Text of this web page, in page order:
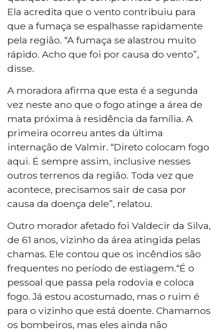
Ela acredita que o vento contribuiu para
que a fumaça se espalhasse rapidamente
pela região. “A fumaça se alastrou muito
rápido. Acho que foi por causa do vento”,
disse.
A moradora afirma que esta é a segunda
vez neste ano que o fogo atinge a área de
mata próxima à residência da família. A
primeira ocorreu antes da última
internação de Valmir. “Direto colocam fogo
aqui. É sempre assim, inclusive nesses
outros terrenos da região. Toda vez que
acontece, precisamos sair de casa por
causa da doença dele”, relatou.
Outro morador afetado foi Valdecir da Silva,
de 61 anos, vizinho da área atingida pelas
chamas. Ele contou que os incêndios são
frequentes no período de estiagem.“É o
pessoal que passa pela rodovia e coloca
fogo. Já estou acostumado, mas o ruim é
para o vizinho que está doente. Chamamos
os bombeiros, mas eles ainda não